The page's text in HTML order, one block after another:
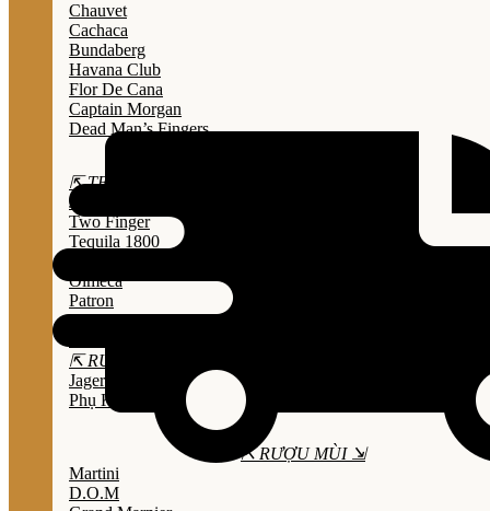
Chauvet
Cachaca
Bundaberg
Havana Club
Flor De Cana
Captain Morgan
Dead Man’s Fingers
⇱ TEQUILA ⇲
Jose Cuervo
Two Finger
Tequila 1800
Olmeca
Patron
Sauza
⇱ RƯỢU THẢO MỘC ⇲
Jagermeister
Phụ Kiện
⇱ RƯỢU MÙI ⇲
Martini
D.O.M